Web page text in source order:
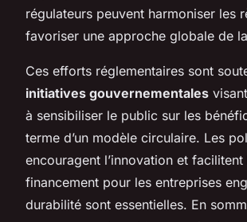
régulateurs peuvent harmoniser les
favoriser une approche globale de la
Ces efforts réglementaires sont
initiatives gouvernementales
à sensibiliser le public sur les
terme d’un modèle circulaire. Les
encouragent l’innovation et facilitent
financement pour les entreprises
durabilité sont essentielles. En